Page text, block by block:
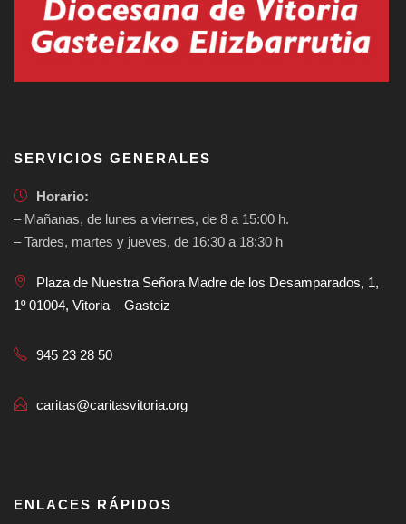
SERVICIOS GENERALES
Horario:
– Mañanas, de lunes a viernes, de 8 a 15:00 h.
– Tardes, martes y jueves, de 16:30 a 18:30 h
Plaza de Nuestra Señora Madre de los Desamparados, 1,
1º 01004, Vitoria – Gasteiz
945 23 28 50
caritas@caritasvitoria.org
ENLACES RÁPIDOS